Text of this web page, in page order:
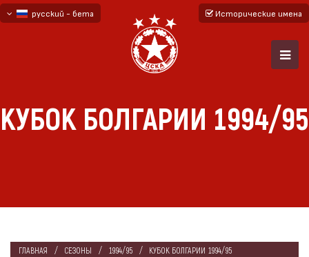
русский - бета
Исторические имена
КУБОК БОЛГАРИИ 1994/95
ГЛАВНАЯ СЕЗОНЫ 1994/95 КУБОК БОЛГАРИИ 1994/95